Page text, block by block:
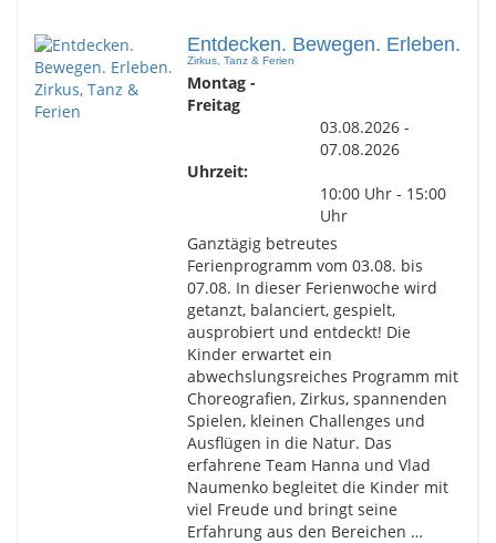
Entdecken. Bewegen. Erleben.
Zirkus, Tanz & Ferien
Montag -
Freitag
03.08.2026 -
07.08.2026
Uhrzeit:
10:00 Uhr - 15:00
Uhr
Ganztägig betreutes
Ferienprogramm vom 03.08. bis
07.08. In dieser Ferienwoche wird
getanzt, balanciert, gespielt,
ausprobiert und entdeckt! Die
Kinder erwartet ein
abwechslungsreiches Programm mit
Choreografien, Zirkus, spannenden
Spielen, kleinen Challenges und
Ausflügen in die Natur. Das
erfahrene Team Hanna und Vlad
Naumenko begleitet die Kinder mit
viel Freude und bringt seine
Erfahrung aus den Bereichen …